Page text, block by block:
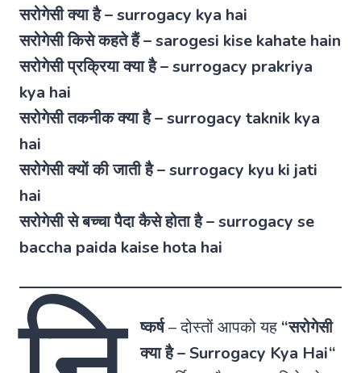
सरोगेसी क्या है – surrogacy kya hai
सरोगेसी किसे कहते हैं – sarogesi kise kahate hain
सरोगेसी प्रक्रिया क्या है – surrogacy prakriya
kya hai
सरोगेसी तकनीक क्या है – surrogacy taknik kya
hai
सरोगेसी क्यों की जाती है – surrogacy kyu ki jati
hai
सरोगेसी से बच्चा पैदा कैसे होता है – surrogacy se
baccha paida kaise hota hai
ष्कर्ष–दोस्तों आपको यह“सरोगेसी
क्या है–Surrogacy Kya Hai“